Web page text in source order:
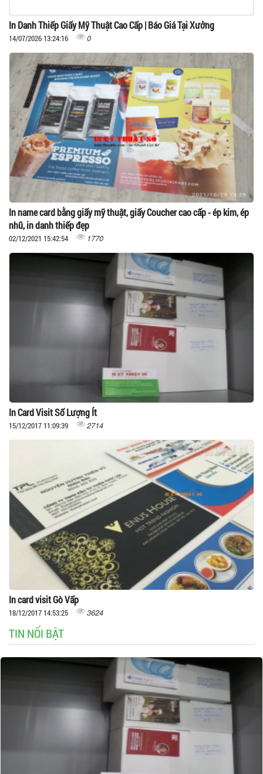
In Danh Thiếp Giấy Mỹ Thuật Cao Cấp | Báo Giá Tại Xưởng
14/07/2026 13:24:16 0
In name card bằng giấy mỹ thuật, giấy Coucher cao cấp - ép kim, ép
nhũ, in danh thiếp đẹp
02/12/2021 15:42:54 1770
In Card Visit Số Lượng Ít
15/12/2017 11:09:39 2714
In card visit Gò Vấp
18/12/2017 14:53:25 3624
TIN NỔI BẬT